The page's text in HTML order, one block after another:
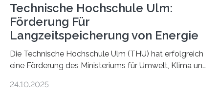
Technische Hochschule Ulm:
Förderung Für
Langzeitspeicherung von Energie
Die Technische Hochschule Ulm (THU) hat erfolgreich
eine Förderung des Ministeriums für Umwelt, Klima und
Forschungsprojekt „LAGER – Langzeitspeicherung in
24.10.2025